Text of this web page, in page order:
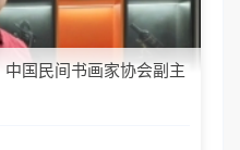
国民间书画家协会副主